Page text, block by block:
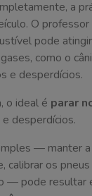
a
O
pode
como o
e desperdícios.
o ideal é parar
desperdícios.
— manter a
calibrar os
— pode resultar